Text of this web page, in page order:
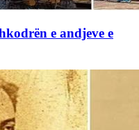
e andjeve e